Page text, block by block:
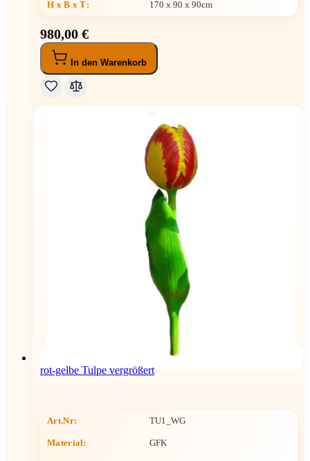
H x B x T: 170 x 90 x 90cm
980,00 €
In den Warenkorb
rot-gelbe Tulpe vergrößert
Art.Nr: TU1_WG
Material: GFK